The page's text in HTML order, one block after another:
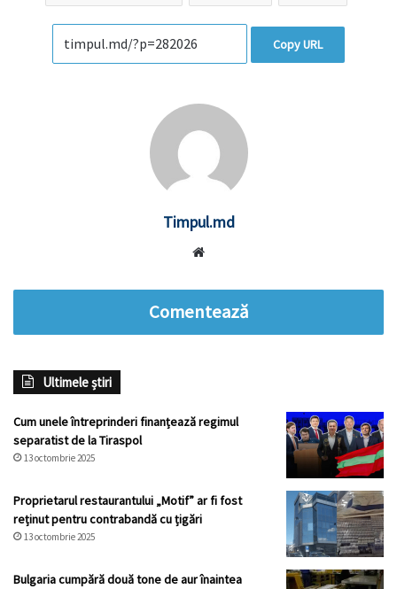
Copy URL
Timpul.md
Comentează
Ultimele știri
Cum unele întreprinderi finanțează regimul
separatist de la Tiraspol
13 octombrie 2025
Proprietarul restaurantului „Motif” ar fi fost
reținut pentru contrabandă cu țigări
13 octombrie 2025
Bulgaria cumpără două tone de aur înaintea